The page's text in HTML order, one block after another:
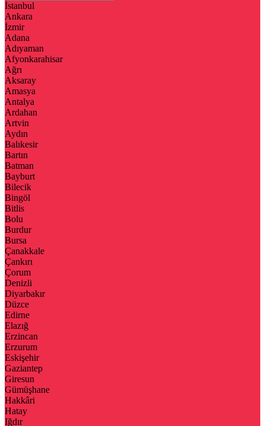
İstanbul
Ankara
İzmir
Adana
Adıyaman
Afyonkarahisar
Ağrı
Aksaray
Amasya
Antalya
Ardahan
Artvin
Aydın
Balıkesir
Bartın
Batman
Bayburt
Bilecik
Bingöl
Bitlis
Bolu
Burdur
Bursa
Çanakkale
Çankırı
Çorum
Denizli
Diyarbakır
Düzce
Edirne
Elazığ
Erzincan
Erzurum
Eskişehir
Gaziantep
Giresun
Gümüşhane
Hakkâri
Hatay
Iğdır